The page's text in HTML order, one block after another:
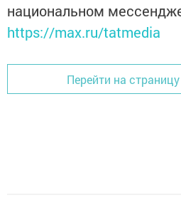
национальном
https://max.ru/tatmedia
Перейти на